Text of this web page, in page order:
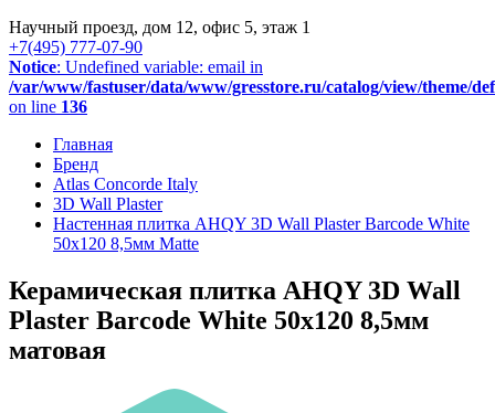
Научный проезд, дом 12, офис 5, этаж 1
+7(495) 777-07-90
Notice: Undefined variable: email in
/var/www/fastuser/data/www/gresstore.ru/catalog/view/theme/
on line 136
Главная
Бренд
Atlas Concorde Italy
3D Wall Plaster
Настенная плитка AHQY 3D Wall Plaster Barcode White
50x120 8,5мм Matte
Керамическая плитка AHQY 3D Wall
Plaster Barcode White 50x120 8,5мм
матовая